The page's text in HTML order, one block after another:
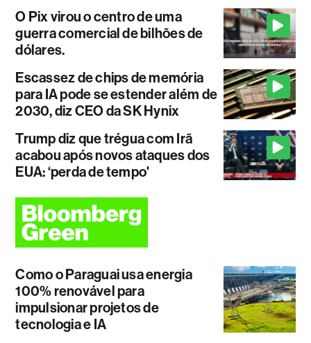
O Pix virou o centro de uma
guerra comercial de bilhões de
dólares.
Escassez de chips de memória
para IA pode se estender além de
2030, diz CEO da SK Hynix
Trump diz que trégua com Irã
acabou após novos ataques dos
EUA: ‘perda de tempo'
Como o Paraguai usa energia
100% renovável para
impulsionar projetos de
tecnologia e IA